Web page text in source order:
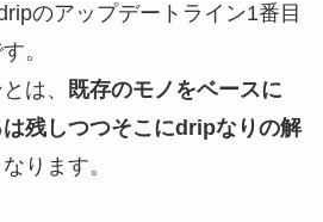
のアップデートライン1番目
。
は、
既存のモノをベースに
残しつつそこにdripなりの解
ります。